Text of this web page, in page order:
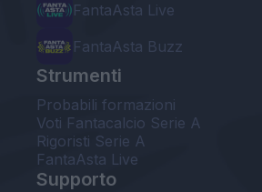
FantaAsta Live
FantaAsta Buzz
Strumenti
Probabili formazioni
Voti Fantacalcio Serie A
Rigoristi Serie A
FantaAsta Live
Supporto